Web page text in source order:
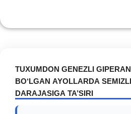
TUXUMDON GENEZLI
BO‘LGAN AYOLLARDA
DARAJASIGA TA’SIRI